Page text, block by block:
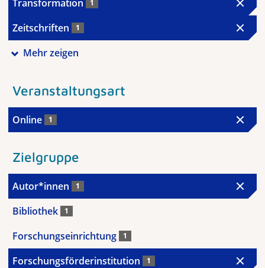
Transformation 1
Zeitschriften 1
Mehr zeigen
Veranstaltungsart
Online 1
Zielgruppe
Autor*innen 1
Bibliothek 1
Forschungseinrichtung 1
Forschungsförderinstitution 1